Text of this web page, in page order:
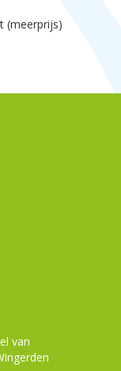
(meerprijs)
van